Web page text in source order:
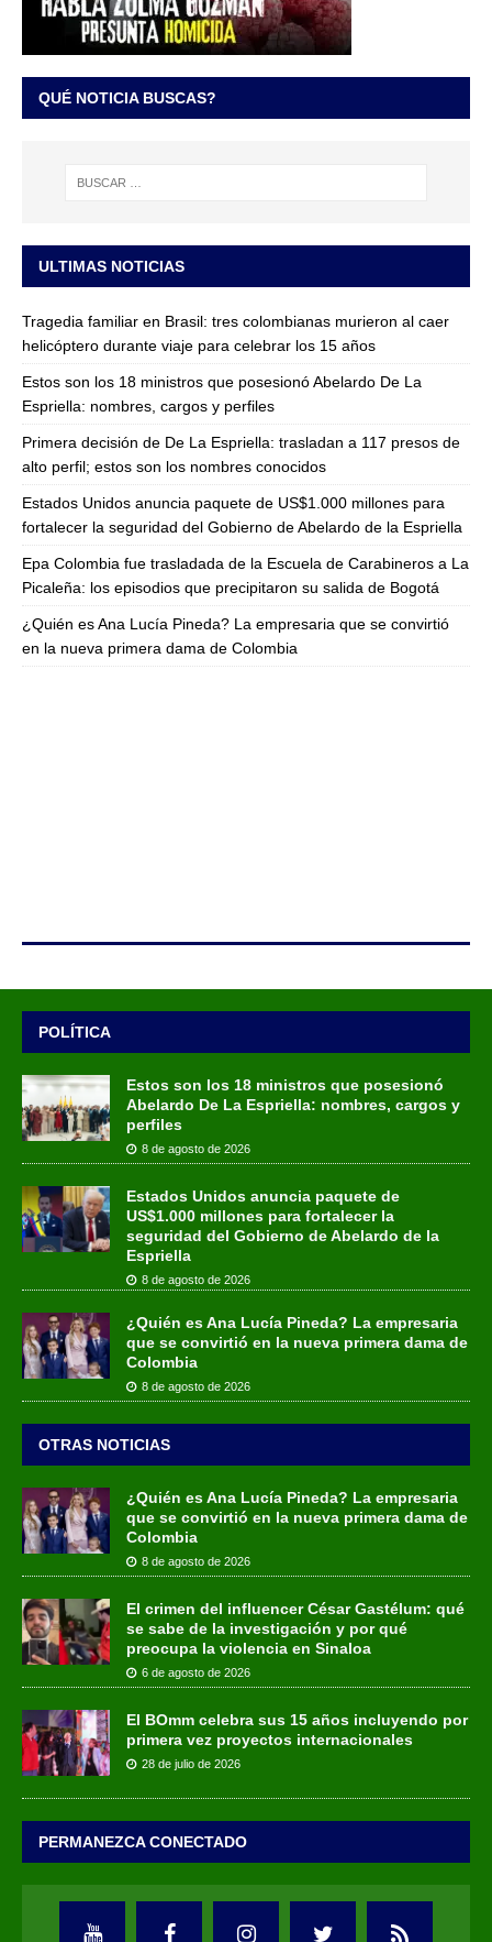
QUÉ NOTICIA BUSCAS?
ULTIMAS NOTICIAS
Tragedia familiar en Brasil: tres colombianas murieron al caer
helicóptero durante viaje para celebrar los 15 años
Estos son los 18 ministros que posesionó Abelardo De La
Espriella: nombres, cargos y perfiles
Primera decisión de De La Espriella: trasladan a 117 presos de
alto perfil; estos son los nombres conocidos
Estados Unidos anuncia paquete de US$1.000 millones para
fortalecer la seguridad del Gobierno de Abelardo de la Espriella
Epa Colombia fue trasladada de la Escuela de Carabineros a La
Picaleña: los episodios que precipitaron su salida de Bogotá
¿Quién es Ana Lucía Pineda? La empresaria que se convirtió
en la nueva primera dama de Colombia
POLÍTICA
Estos son los 18 ministros que posesionó
Abelardo De La Espriella: nombres, cargos y
perfiles
8 de agosto de 2026
Estados Unidos anuncia paquete de
US$1.000 millones para fortalecer la
seguridad del Gobierno de Abelardo de la
Espriella
8 de agosto de 2026
¿Quién es Ana Lucía Pineda? La empresaria
que se convirtió en la nueva primera dama de
Colombia
8 de agosto de 2026
OTRAS NOTICIAS
¿Quién es Ana Lucía Pineda? La empresaria
que se convirtió en la nueva primera dama de
Colombia
8 de agosto de 2026
El crimen del influencer César Gastélum: qué
se sabe de la investigación y por qué
preocupa la violencia en Sinaloa
6 de agosto de 2026
El BOmm celebra sus 15 años incluyendo por
primera vez proyectos internacionales
28 de julio de 2026
PERMANEZCA CONECTADO